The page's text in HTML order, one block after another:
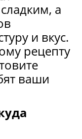
а
и вкус.
рецепту
ваши